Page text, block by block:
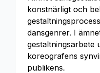
konstnärligt och
dansgenrer. I
gestaltningsarbete
koreografens
publikens.